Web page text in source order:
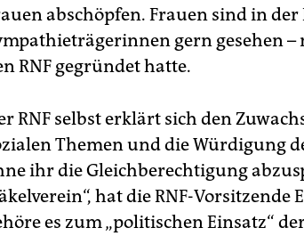
abschöpfen. Frauen sind in der
gern gesehen
RNF gegründet hatte.
RNF selbst erklärt sich den
Themen und die Würdigung
ihr die Gleichberechtigung
hat die RNF-
es zum „politischen Einsatz“